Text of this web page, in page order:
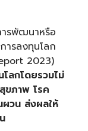
ารพัฒนาหรือ
ารลงทุนโลก
2023)
ลกโดยรวมไม่
ขภาพ โรค
ผวน ส่งผลให้